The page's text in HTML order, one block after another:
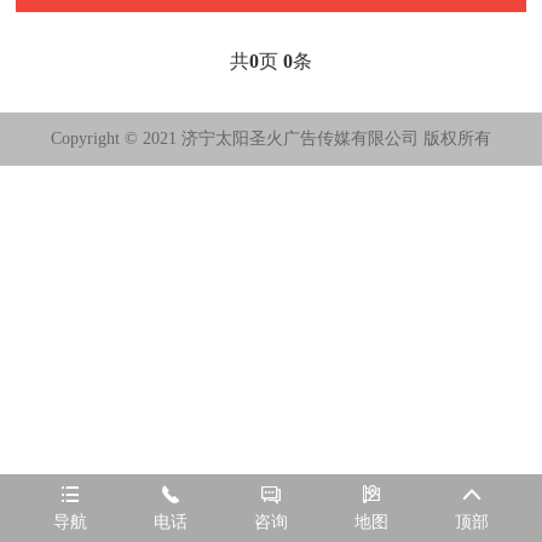

导航

电话

咨询

地图

顶部
共0页 0条
Copyright © 2021 济宁太阳圣火广告传媒有限公司 版权所有